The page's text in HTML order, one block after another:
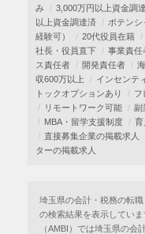
み
3,000万円以上資金調
以上資金調達済
ポテン
経験可）
20代役員在籍
社長・役員直下
事業責任
ス責任者
開発責任者
収600万以上
インセンテ
トックオプションあり
フ
リモートワーク可能
副
MBA・留学支援制度
育
直接募集企業の掲載求人
ターの掲載求人
埼玉県の会計・税務の転
の検索結果を表示してい
（AMBI）では埼玉県の会